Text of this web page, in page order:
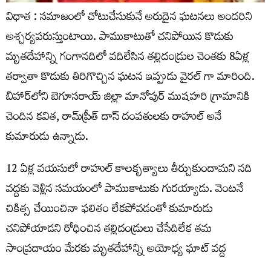
విధాత : సమాజంలో చోటుచేసుకునే అరుదైన ఘటనలు అందరిని
అశ్చర్యపరుస్తుంటాయి. పాముకాటుతో చనిపోయిన కొడుకు
మృతదేహాన్ని గంగానదిలో వదిలేసిన తల్లిదండ్రుల చెంతకు 8ఏళ్ల
తర్వాతా కొడుకు తిరిగొచ్చిన ఘటన ఇప్పుడు వైరల్ గా మారింది.
బిహార్‌లోని బెగూసరాయ్‌ జిల్లా మానోపుర్‌ ముషహరి గ్రామానికి
చెందిన కవిత, రామ్‌ప్రీత్‌ దాస్‌ దంపతులకు రాహుల్ అనే
కుమారుడు ఉన్నాడు.
12 ఏళ్ల వయసులో రాహుల్ కాలకృత్యాలు తీర్చుకుందామని నది
వద్దకు వెళ్లిన సమయంలో పాముకాటుకు గురయ్యాడు. వెంటనే
చికిత్స చేయించినా ఫలితం లేకపోవడంతో కుమారుడు
చనిపోయాడని రోధించిన తల్లిదండ్రులు చేసేదిలేక తమ
సాంప్రదాయం మేరకు మృతదేహాన్ని అయోధ్య ఘాట్‌ వద్ద